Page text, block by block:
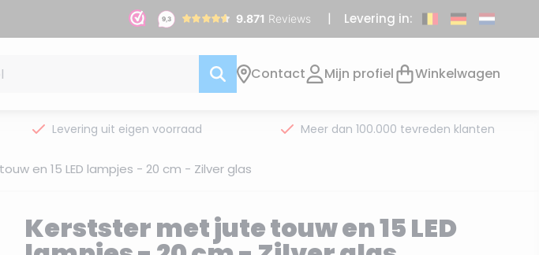
Levering in:
Contact Mijn profiel Winkelwagen
Levering uit eigen voorraad Meer dan 100.000 tevreden klanten
en 15 LED lampjes - 20 cm - Zilver glas
Kerstster met jute touw en 15 LED